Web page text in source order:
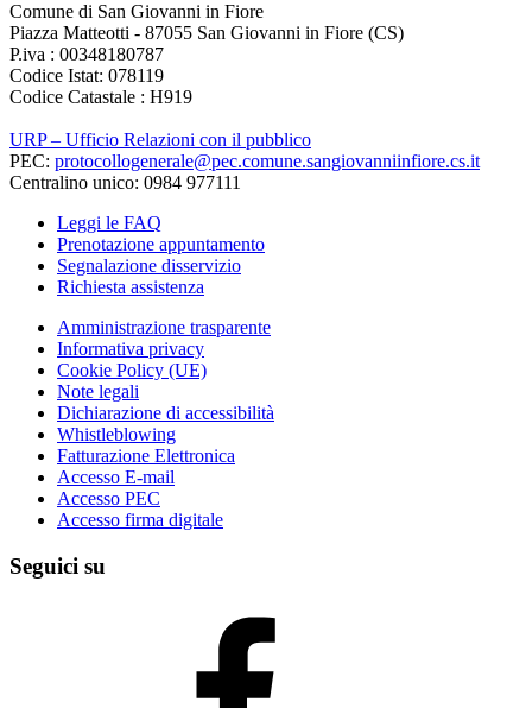
Comune di San Giovanni in Fiore
Piazza Matteotti - 87055 San Giovanni in Fiore (CS)
P.iva : 00348180787
Codice Istat: 078119
Codice Catastale : H919
URP – Ufficio Relazioni con il pubblico
PEC: protocollogenerale@pec.comune.sangiovanniinfiore.cs.it
Centralino unico: 0984 977111
Leggi le FAQ
Prenotazione appuntamento
Segnalazione disservizio
Richiesta assistenza
Amministrazione trasparente
Informativa privacy
Cookie Policy (UE)
Note legali
Dichiarazione di accessibilità
Whistleblowing
Fatturazione Elettronica
Accesso E-mail
Accesso PEC
Accesso firma digitale
Seguici su